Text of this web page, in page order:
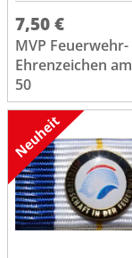
7,50 €
MVP Feuerwehr-
Ehrenzeichen
50